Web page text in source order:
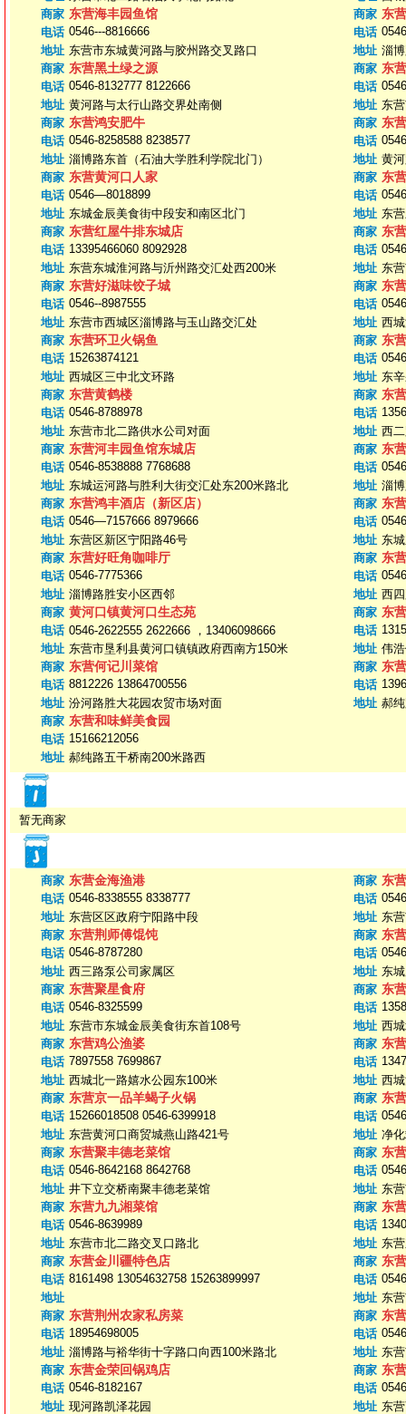
商家 东营海丰园鱼馆
电话 0546---8816666
地址 东营市东城黄河路与胶州路交叉路口
商家 东
电话
地址 淄
商家 东营黑土绿之源
电话 0546-8132777 8122666
地址 黄河路与太行山路交界处南侧
商家 东
电话
地址 东
商家 东营鸿安肥牛
电话 0546-8258588 8238577
地址 淄博路东首（石油大学胜利学院北门）
商家 东
电话
地址 黄
商家 东营黄河口人家
电话 0546—8018899
地址 东城金辰美食街中段安和南区北门
商家 东
电话
地址 东
商家 东营红屋牛排东城店
电话 13395466060 8092928
地址 东营东城淮河路与沂州路交汇处西200米
商家 东
电话
地址 东
商家 东营好滋味饺子城
电话 0546--8987555
地址 东营市西城区淄博路与玉山路交汇处
商家 东
电话
地址 西
商家 东营环卫火锅鱼
电话 15263874121
地址 西城区三中北文环路
商家 东
电话
地址 东
商家 东营黄鹤楼
电话 0546-8788978
地址 东营市北二路供水公司对面
商家 东
电话
地址 西
商家 东营河丰园鱼馆东城店
电话 0546-8538888 7768688
地址 东城运河路与胜利大街交汇处东200米路北
商家 东
电话
地址 淄
商家 东营鸿丰酒店（新区店）
电话 0546—7157666 8979666
地址 东营区新区宁阳路46号
商家 东
电话
地址 东
商家 东营好旺角咖啡厅
电话 0546-7775366
地址 淄博路胜安小区西邻
商家 东
电话
地址 西
商家 黄河口镇黄河口生态苑
电话 0546-2622555 2622666 ，13406098666
地址 东营市垦利县黄河口镇镇政府西南方150米
商家 东
电话
地址 伟
商家 东营何记川菜馆
电话 8812226 13864700556
地址 汾河路胜大花园农贸市场对面
商家 东
电话
地址 郝
商家 东营和味鲜美食园
电话 15166212056
地址 郝纯路五干桥南200米路西
暂无商家
商家 东营金海渔港
电话 0546-8338555 8338777
地址 东营区区政府宁阳路中段
商家 东
电话
地址 东
商家 东营荆师傅馄饨
电话 0546-8787280
地址 西三路泵公司家属区
商家 东
电话
地址 东
商家 东营聚星食府
电话 0546-8325599
地址 东营市东城金辰美食街东首108号
商家 东
电话
地址 西
商家 东营鸡公渔婆
电话 7897558 7699867
地址 西城北一路嬉水公园东100米
商家 东
电话
地址 西
商家 东营京一品羊蝎子火锅
电话 15266018508 0546-6399918
地址 东营黄河口商贸城燕山路421号
商家 东
电话
地址 净
商家 东营聚丰德老菜馆
电话 0546-8642168 8642768
地址 井下立交桥南聚丰德老菜馆
商家 东
电话
地址 东
商家 东营九九湘菜馆
电话 0546-8639989
地址 东营市北二路交叉口路北
商家 东
电话
地址 东
商家 东营金川疆特色店
电话 8161498 13054632758 15263899997
地址
商家 东
电话
地址 东
商家 东营荆州农家私房菜
电话 18954698005
地址 淄博路与裕华街十字路口向西100米路北
商家 东
电话
地址 东
商家 东营金荣回锅鸡店
电话 0546-8182167
地址 现河路凯泽花园
商家 东
电话
地址 东